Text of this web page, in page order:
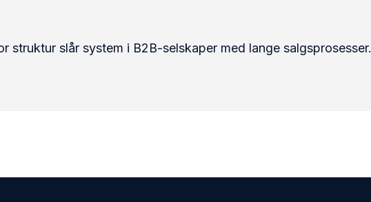
struktur slår system i B2B-selskaper med lange salgsprosesser.